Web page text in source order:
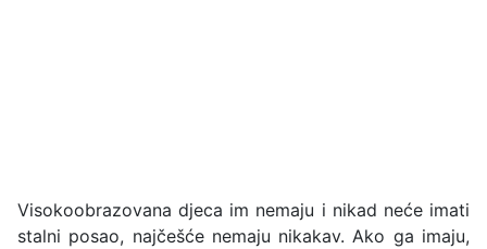
Visokoobrazovana djeca im nemaju i nikad neće imati
stalni posao, najčešće nemaju nikakav. Ako ga imaju,